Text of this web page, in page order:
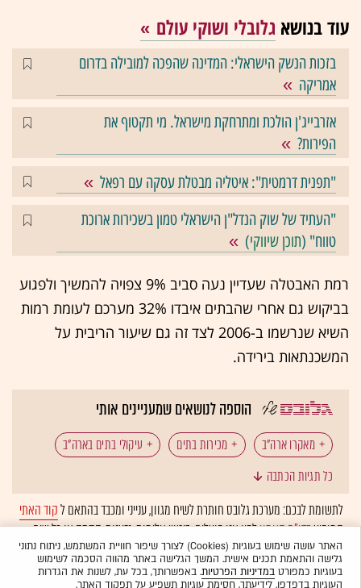
עוד בנושא גלובלי ושוקי עולם
בזכות הנשק הישראלי: המדינה שהפכה למובילה בדרום
אמריקה
אזרבייג'ן הולכת ומתרחקת מישראל. מי תקטוף את
הפירות?
"תפנית דרמטית": איטליה מבטלת עסקה עם רפאל
"העתיד של שוק הנדל"ן הישראלי טמון בשכירות ארוכת
טווח" (תוכן שיווקי)
רמת האבטלה שעדיין נעה סביב 9% צפויה להמשיך ולפגוע
בביקוש גם אחרי שהבתים איבדו 32% מערכם לעומת רמות
השיא שנרשמו ב-2006 לצד זה גם שיעור הריבית על
המשכנתאות בירידה.
הוספה לנושאים שמעניינים אותי
מאקרו ארה"ב מכירות בתים
עיקולי בתים בארה"ב
כל תגיות הכתבה
לתשומת לבכם: מערכת גלובס חותרת לשיח מגוון, ענייני ומכבד בהתאם לקוד האתי
המופיעבדו"ח האמוןלפיו אנו פועלים. ביטויי אלימות, גזענות, הסתה או כל שיח
בלתי הולם אחר מסוננים בצורהאוטומטיתולא יפורסמו באתר.
האתר עושה שימוש בעוגיות (Cookies) לצורך שיפור חוויית המשתמש, ניתוח נתוני
גלישה והתאמת תכנים אישית. המשך הגלישה באתר מהווה הסכמה לשימוש
בעוגיות כמפורטבמדיניות הפרטיות. באפשרותך, בכל עת, לשנות את הגדרות
העוגיות בדפדפן. לידיעתך, חסימת עוגיות תשפיע על תפקוד האתר.